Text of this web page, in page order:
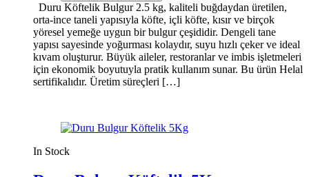
Duru Köftelik Bulgur 2.5 kg, kaliteli buğdaydan üretilen,
orta-ince taneli yapısıyla köfte, içli köfte, kısır ve birçok
yöresel yemeğe uygun bir bulgur çeşididir. Dengeli tane
yapısı sayesinde yoğurması kolaydır, suyu hızlı çeker ve ideal
kıvam oluşturur. Büyük aileler, restoranlar ve imbis işletmeleri
için ekonomik boyutuyla pratik kullanım sunar. Bu ürün Helal
sertifikalıdır. Üretim süreçleri […]
In Stock